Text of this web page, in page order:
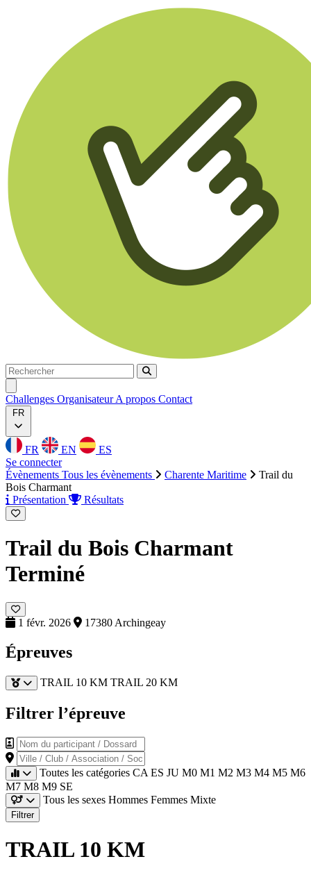
Rechercher
Rechercher
Challenges OrganisateurA propos Contact
FR
FR EN
ES
Se connecter
Évènements Tous les évènements Charente Maritime
Trail du
Bois Charmant
Présentation
Résultats
Trail du Bois Charmant
Terminé
1 févr. 2026 17380 Archingeay
Épreuves
TRAIL 10 KM TRAIL 20 KM
Filtrer l’épreuve
Nom du participant / Dossard
Ville / Club / Association / Société
Toutes les catégories CA ES JU M0 M1 M2 M3 M4 M5 M6
M7 M8 M9 SE
Tous les sexes Hommes Femmes Mixte
Filtrer
TRAIL 10 KM